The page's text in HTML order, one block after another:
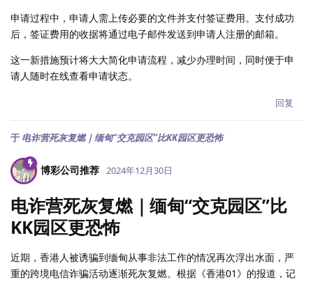
申请过程中，申请人需上传必要的文件并支付签证费用。支付成功
后，签证费用的收据将通过电子邮件发送到申请人注册的邮箱。
这一新措施预计将大大简化申请流程，减少办理时间，同时便于申
请人随时在线查看申请状态。
回复
于 电诈营死灰复燃｜缅甸“交克园区”比KK园区更恐怖
博彩公司推荐 2024年12月30日
电诈营死灰复燃｜缅甸“交克园区”比
KK园区更恐怖
近期，香港人被诱骗到缅甸从事非法工作的情况再次浮出水面，严
重的跨境电信诈骗活动逐渐死灰复燃。根据《香港01》的报道，记